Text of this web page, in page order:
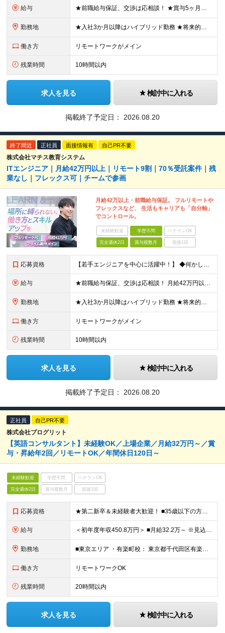
給与 ★前職給与保証、交渉は応相談！ ★賞与5ヶ月分の実績あり 月給35万円以上＋各種手当＋賞与年3回（5か月分※昨年度実績） ※前職の給与・経験・能力などを考慮のうえ当社規定により優遇いたします ※試
勤務地 ★入社3か月以降はハイブリッド勤務 ★将来的にはフルリモートも可 出勤となる場合は、本社（秋葉原）、開発室（御徒町）、 または東京都内の各プロジェクト先（大崎）での勤務となります。 ※勤務地は希望を
働き方 リモートワークがメイン
残業時間 10時間以内
求人を見る 検討中に入れる
掲載終了予定日： 2026.08.20
終了間近 正社員 面接情報有 自己PR不要
株式会社マチス教育システム
ITエンジニア｜月給42万円以上｜リモート9割｜70％受託案件｜残
業なし｜フレックス可｜チームで参画
月給42万以上・前職給与保証。 フルリモートや
フレックスなど、 生活もキャリアも「自分軸」
でコントロール。
未経験歓迎 学歴不問 ベテランOK
完全週休2日 賞与複数月 面接1回
応募資格 【若手エンジニアを中心に活躍中！】 ◆何かしらの開発経験をお持ちの方 ◆学歴不問・独学歓迎！ ◆ブランクのある方や、社会人経験10年以上の方もOK ＼こんな方はぜひご応募ください／ □主体的に学び、
給与 ★前職給与保証、交渉は応相談！ 月給42万円以上＋各種手当 ※前職の給与・経験・能力などを考慮のうえ当社規定により優遇いたします ※試用期間3ヶ月（その間の雇用形態・給与・待遇に差異はありません）
勤務地 ★入社3か月以降はハイブリッド勤務 ★将来的にはフルリモートも可 出勤となる場合は、本社（秋葉原）、開発室（御徒町）、 または東京都内の各プロジェクト先（大崎）での勤務となります。 ※勤務地は希望を
働き方 リモートワークがメイン
残業時間 10時間以内
求人を見る 検討中に入れる
掲載終了予定日： 2026.08.20
正社員 自己PR不要
株式会社プログリット
【英語コンサルタント】未経験OK／上場企業／月給32万円～／賞
与・昇給年2回／リモートOK／年間休日120日～
未経験歓迎 学歴不問 ベテランOK
完全週休2日 賞与複数月 面接1回
応募資格 ★第二新卒＆未経験者大歓迎！ ■35歳以下の方（若年層の長期キャリア形成を図るため） ■下記いずれかに当てはまる方 ・英語力をお持ちの方（目安：TOEIC最低800点相当以上） ・海外への留学経験があ
給与 ＜初年度年収450.8万円＞ ■月給32.2万～ ※見込み残業代（58,760円／月30時間分・職務手当：42,000円）含む。超過分は追加で支給 ※試用期間3ヶ月間の条件に差異なし ※正社員で
勤務地 ■東京エリア ・有楽町校： 東京都千代田区有楽町2-10-1 東京交通会館ビル5階 ・神田秋葉原校： 東京都千代田区神田須田町1-14-1 ヒューリック神田須田町ビル6階 ・新宿センタービル校： 東京
働き方 リモートワークOK
残業時間 20時間以内
求人を見る 検討中に入れる